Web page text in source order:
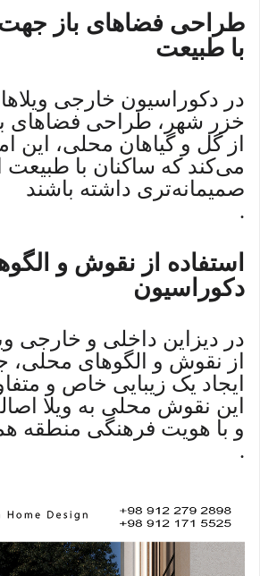
طراحی فضاهای باز جهت
با طبیعت
در دکوراسیون خارجی
خزر شهر، طراحی فضاهای
از گل و گیاهان محلی، این
می‌کند که ساکنان با طبیعت
صمیمانه‌تری داشته باشند
.
استفاده از نقوش و
دکوراسیون
در دیزاین داخلی و خارجی
از نقوش و الگوهای
ایجاد یک زیبایی خاص و
این نقوش محلی به ویلا
و با هویت فرهنگی منطقه
.